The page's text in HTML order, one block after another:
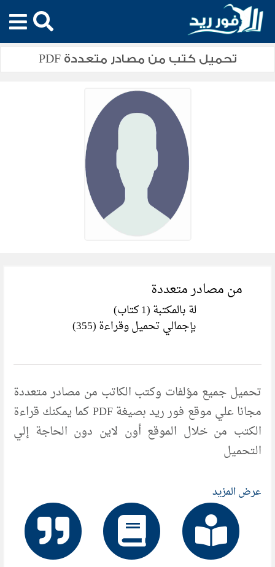
تحميل كتب من مصادر متعددة PDF
من مصادر متعددة
لة بالمكتبة (1 كتاب)
بإجمالي تحميل وقراءة (355)
تحميل جميع مؤلفات وكتب الكاتب من مصادر متعددة
مجانا علي موقع فور ريد بصيغة PDF كما يمكنك قراءة
الكتب من خلال الموقع أون لاين دون الحاجة إلي
التحميل
عرض المزيد